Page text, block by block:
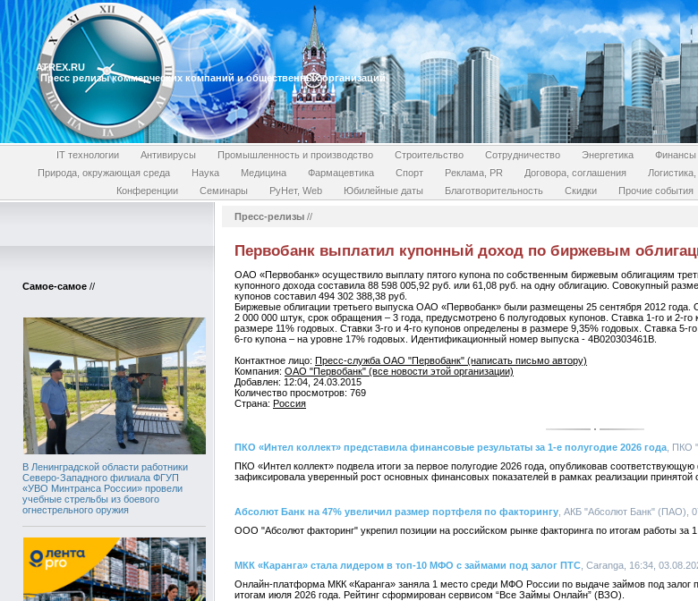
ATREX.RU
Пресс релизы коммерческих компаний и общественных организаций
IT технологии Антивирусы Промышленность и производство Строительство Сотрудничество Энергетика Финансы
Природа, окружающая среда
Наука Медицина Фармацевтика Спорт Реклама, PR Договора, соглашения
Конференции
Семинары РуНет, Web Юбилейные даты Благотворительность Скидки Прочие события
Самое-самое //
В Ленинградской области работники
Северо-Западного филиала ФГУП
«УВО Минтранса России» провели
учебные стрельбы из боевого
огнестрельного оружия
Пресс-релизы //
Первобанк выплатил купонный доход по биржевым
ОАО «Первобанк» осуществило выплату пятого купона по собственным биржевым облигациям
купонного дохода составила 88 598 005,92 руб. или 61,08 руб. на одну облигацию. Совокупный
купонов составил 494 302 388,38 руб.
Биржевые облигации третьего выпуска ОАО «Первобанк» были размещены 25 сентября 2012
2 000 000 штук, срок обращения – 3 года, предусмотрено 6 полугодовых купонов. Ставка 1-го и 2-
размере 11% годовых. Ставки 3-го и 4-го купонов определены в размере 9,35% годовых. Ставка 5-
6-го купона – на уровне 17% годовых. Идентификационный номер выпуска - 4B020303461В.
Контактное лицо: Пресс-служба ОАО "Первобанк" (написать письмо автору)
Компания: ОАО "Первобанк" (все новости этой организации)
Добавлен: 12:04, 24.03.2015
Количество просмотров: 769
Страна: Россия
ПКО «Интел коллект» представила финансовые результаты за 1-е полугодие 2026 года , ПКО
ПКО «Интел коллект» подвела итоги за первое полугодие 2026 года, опубликовав
зафиксировала уверенный рост основных финансовых показателей в рамках реализации принятой
Абсолют Банк на 47% увеличил размер портфеля по факторингу , АКБ "Абсолют Банк" (ПАО),
ООО "Абсолют факторинг" укрепил позиции на российском рынке факторинга по итогам работы за 1
МКК «Каранга» стала лидером в топ-10 МФО с займами под залог ПТС , Caranga, 16:34,
Онлайн-платформа МКК «Каранга» заняла 1 место среди МФО России по выдаче займов под залог
итогам июля 2026 года. Рейтинг сформирован сервисом “Все Займы Онлайн” (ВЗО).